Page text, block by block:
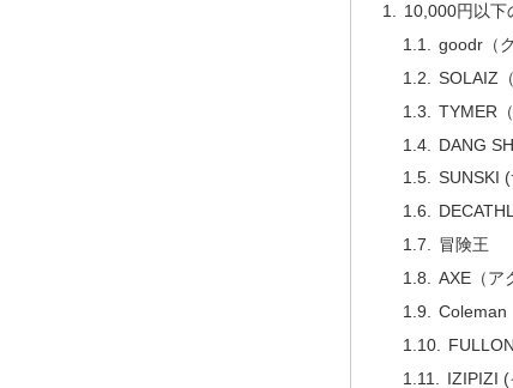
10,000円以下
goodr（
SOLAIZ
TYMER
DANG
SUNSKI
冒険王
AXE（ア
Coleman
IZIPIZI (